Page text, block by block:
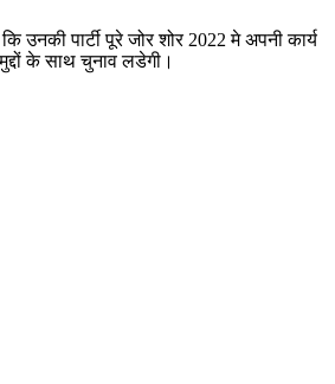
उनकी पार्टी पूरे जोर शोर 2022 मे अपनी कार्य
के साथ चुनाव लडेगी।